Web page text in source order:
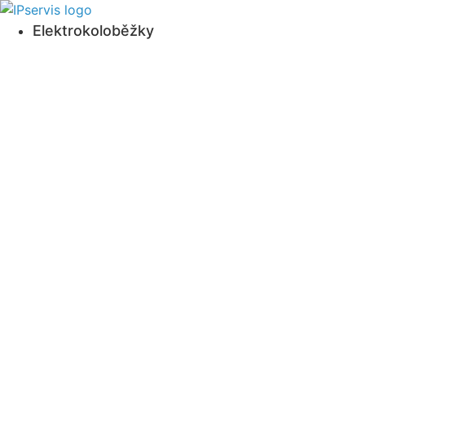
Přejít
k obsahuElektrokoloběžky